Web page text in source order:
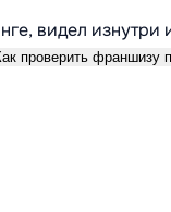
видел
проверить франшизу